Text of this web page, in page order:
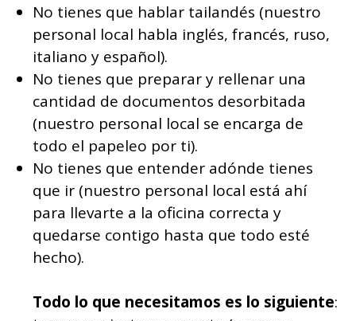
No tienes que hablar tailandés (nuestro
personal local habla inglés, francés, ruso,
italiano y español).
No tienes que preparar y rellenar una
cantidad de documentos desorbitada
(nuestro personal local se encarga de
todo el papeleo por ti).
No tienes que entender adónde tienes
que ir (nuestro personal local está ahí
para llevarte a la oficina correcta y
quedarse contigo hasta que todo esté
hecho).
Todo lo que necesitamos es lo siguiente: